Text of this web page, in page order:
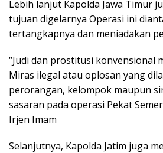
Lebih lanjut Kapolda Jawa Timur
tujuan digelarnya Operasi ini
tertangkapnya dan meniadakan
“Judi dan prostitusi konvensional
Miras ilegal atau oplosan yang
perorangan, kelompok maupun
sasaran pada operasi Pekat
Irjen Imam
Selanjutnya, Kapolda Jatim juga